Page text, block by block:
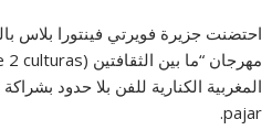
احتضنت جزيرة فويرتي فينتورا بلاس
pajar.